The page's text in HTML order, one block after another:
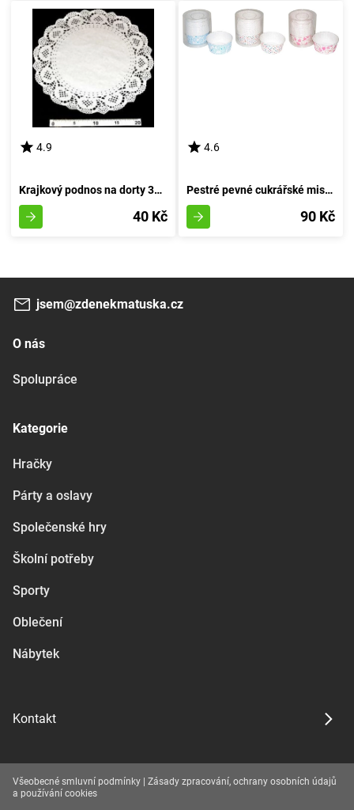
4.9
Krajkový podnos na dorty 32 cm s 8 kusy
40 Kč
4.6
Pestré pevné cukrářské misky (průměr 7,5 cm, výška 4 cm) - balení 25 kusů
90 Kč
jsem@zdenekmatuska.cz
O nás
Spolupráce
Kategorie
Hračky
Párty a oslavy
Společenské hry
Školní potřeby
Sporty
Oblečení
Nábytek
Kontakt
Všeobecné smluvní podmínky | Zásady zpracování, ochrany osobních údajů
a používání cookies